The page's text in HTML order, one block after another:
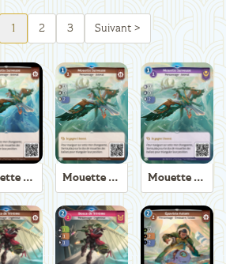
1 2 3 Suivant >
Mouette Suiveuse Mouette Suiveuse Mouette Suiveuse